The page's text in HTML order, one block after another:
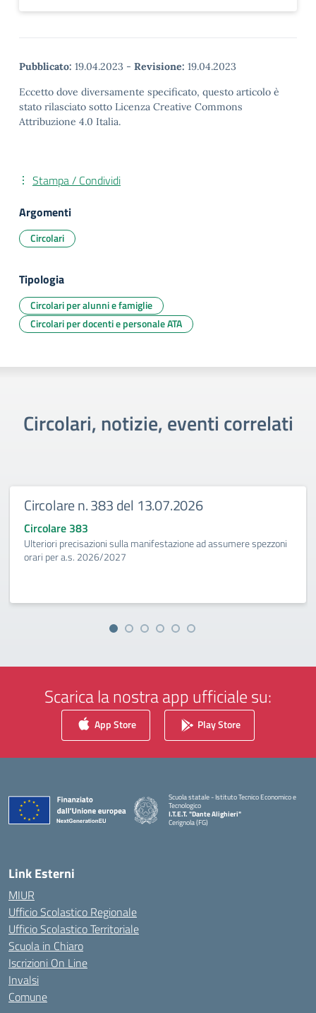
Pubblicato: 19.04.2023 - Revisione: 19.04.2023
Eccetto dove diversamente specificato, questo articolo è
stato rilasciato sotto Licenza Creative Commons
Attribuzione 4.0 Italia.
Stampa / Condividi
Argomenti
Circolari
Tipologia
Circolari per alunni e famiglie
Circolari per docenti e personale ATA
Circolari, notizie, eventi correlati
Circolare n. 383 del 13.07.2026
Circolare 383
Ulteriori precisazioni sulla manifestazione ad assumere spezzoni
orari per a.s. 2026/2027
Scarica la nostra app ufficiale su:
App Store Play Store
Scuola statale - Istituto Tecnico Economico e
Tecnologico
I.T.E.T. "Dante Alighieri"
Cerignola (FG)
— Visita la pagina iniziale della scuola
Link Esterni
MIUR
Ufficio Scolastico Regionale
Ufficio Scolastico Territoriale
Scuola in Chiaro
Iscrizioni On Line
Invalsi
Comune